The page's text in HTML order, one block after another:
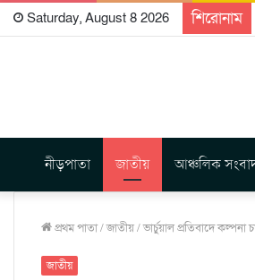
Saturday, August 8 2026 শিরোনাম
নীড়পাতা জাতীয় আঞ্চলিক
প্রথম পাতা/জাতীয়/ভার্চুয়াল প্রতিবাদে
জাতীয়